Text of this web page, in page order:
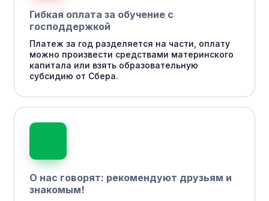
Гибкая оплата за обучение с
господдержкой
Платеж за год разделяется на части, оплату
можно произвести средствами материнского
капитала или взять образовательную
субсидию от Сбера.
О нас говорят: рекомендуют друзьям и
знакомым!